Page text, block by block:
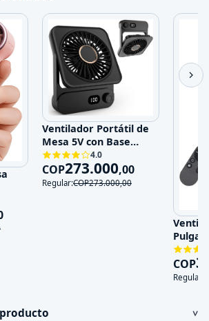
Ventilador Portátil de
Mesa 5V con Base
Magnética y 100
Velocidades
4.0
COP273.000,00
Regular:COP273.000,00
120V
COP
Regular: